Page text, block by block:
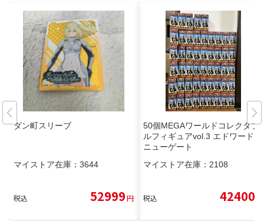
ダン町スリーブ
マイストア在庫： 3644
税込 52999円
50個MEGAワールドコレクタブ
ルフィギュアvol.3 エドワード・
ニューゲート
マイストア在庫： 2108
税込 42400